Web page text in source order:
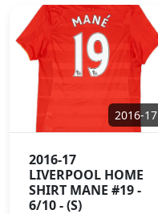
2016-17
2016-17
LIVERPOOL HOME
SHIRT MANE #19 -
6/10 - (S)